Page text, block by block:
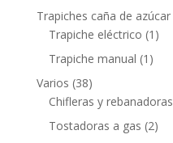
Trapiches caña de azúcar
Trapiche eléctrico (1)
Trapiche manual (1)
Varios (38)
Chifleras y rebanadoras
Tostadoras a gas (2)